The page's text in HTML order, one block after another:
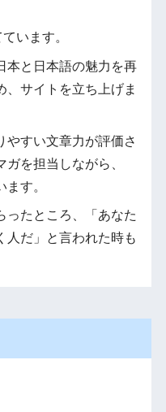
います。
本と日本語の魅力を再
、サイトを立ち上げま
やすい文章力が評価さ
を担当しながら、
す。
ったところ、「あなた
人だ」と言われた時も